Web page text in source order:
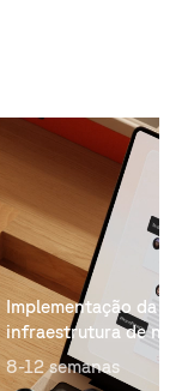
Implementar modelos
preditivos com IA e
aprendizagem
6-8 meses